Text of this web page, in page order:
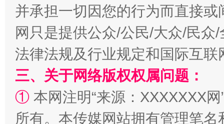
全民健身五年计划来了！等你上场
并承担一切因您的行为而直接
网只是提供公众/公民/大众/民
法律法规及行业规定和国际互
三、关于网络版权权属问题：
① 本网注明“来源：XXXXXXX
所有。本传媒网站拥有管理笔